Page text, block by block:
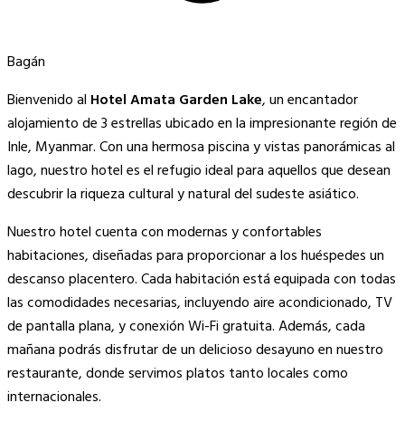
Bagán
Bienvenido al Hotel Amata Garden Lake, un encantador
alojamiento de 3 estrellas ubicado en la impresionante región de
Inle, Myanmar. Con una hermosa piscina y vistas panorámicas al
lago, nuestro hotel es el refugio ideal para aquellos que desean
descubrir la riqueza cultural y natural del sudeste asiático.
Nuestro hotel cuenta con modernas y confortables
habitaciones, diseñadas para proporcionar a los huéspedes un
descanso placentero. Cada habitación está equipada con todas
las comodidades necesarias, incluyendo aire acondicionado, TV
de pantalla plana, y conexión Wi-Fi gratuita. Además, cada
mañana podrás disfrutar de un delicioso desayuno en nuestro
restaurante, donde servimos platos tanto locales como
internacionales.